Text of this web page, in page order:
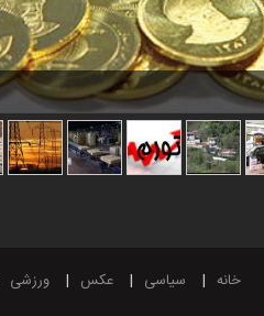
خانه سیاسی عکس ورزشی